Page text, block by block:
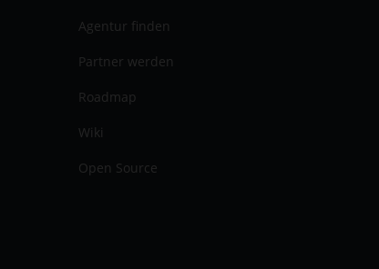
Agentur finden
Partner werden
Roadmap
Wiki
Open Source